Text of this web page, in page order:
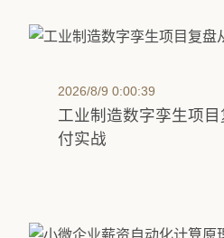
2026/8/9 0:00:39
工业制造数字孪生项
付实战